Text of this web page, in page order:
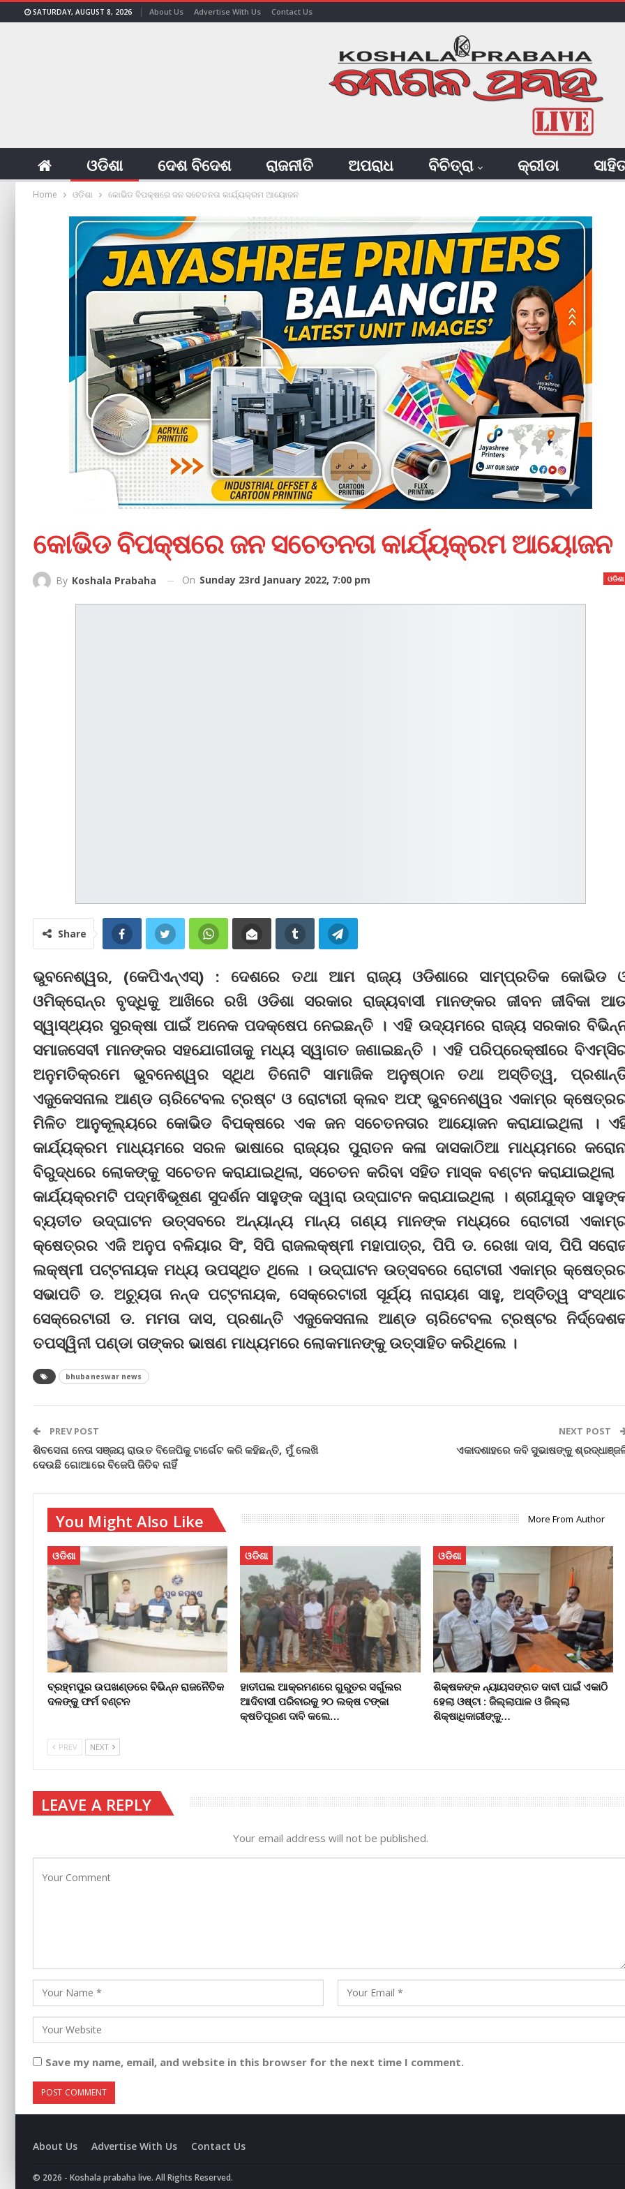
SATURDAY, AUGUST 8, 2026 About Us Advertise With Us Contact Us
ଓଡିଶା ଦେଶ ବିଦେଶ ରାଜନୀତି ଅପରାଧ ବିଚିତ୍ରା କ୍ରୀଡା
Home ଓଡିଶା କୋଭିଡ ବିପକ୍ଷରେ ଜନ ସଚେତନତା କାର୍ଯ୍ୟକ୍ରମ ଆୟୋଜନ
କୋଭିଡ ବିପକ୍ଷରେ ଜନ ସଚେତନତା କାର୍ଯ୍ୟକ୍ରମ ଆୟୋଜନ
ଓଡିଶା
By Koshala Prabaha On Sunday 23rd January 2022, 7:00 pm
Share
ଭୁବନେଶ୍ୱର, (କେପିଏନ୍‌ଏସ୍‌) : ଦେଶରେ ତଥା ଆମ ରାଜ୍ୟ ଓଡିଶାରେ ସାମ୍ପ୍ରତିକ କୋଭିଡ
ଓମିକ୍ରୋନ୍‌ର ବୃଦ୍ଧିକୁ ଆଖିରେ ରଖି ଓଡିଶା ସରକାର ରାଜ୍ୟବାସୀ ମାନଙ୍କର ଜୀବନ ଜୀବିକା
ସ୍ୱାସ୍ଥ୍ୟର ସୁରକ୍ଷା ପାଇଁ ଅନେକ ପଦକ୍ଷେପ ନେଇଛନ୍ତି । ଏହି ଉଦ୍ୟମରେ ରାଜ୍ୟ ସରକାର
ସମାଜସେବୀ ମାନଙ୍କର ସହଯୋଗୀତାକୁ ମଧ୍ୟ ସ୍ୱାଗତ ଜଣାଇଛନ୍ତି । ଏହି ପରିପ୍ରେକ୍ଷୀରେ
ଅନୁମତିକ୍ରମେ ଭୁବନେଶ୍ୱର ସ୍ଥିଥ ତିନୋଟି ସାମାଜିକ ଅନୁଷ୍ଠାନ ତଥା ଅସ୍ତିତ୍ୱ,
ଏଜୁକେସନାଲ ଆଣ୍ଡ ଚାରିଟେବଲ ଟ୍ରଷ୍ଟ ଓ ରୋଟାରୀ କ୍ଲବ ଅଫ୍‌ ଭୁବନେଶ୍ୱର ଏକାମ୍ର
ମିଳିତ ଆନୁକୂଲ୍ୟରେ କୋଭିଡ ବିପକ୍ଷରେ ଏକ ଜନ ସଚେତନତାର ଆୟୋଜନ କରାଯାଇଥିଲା ।
କାର୍ଯ୍ୟକ୍ରମ ମାଧ୍ୟମରେ ସରଳ ଭାଷାରେ ରାଜ୍ୟର ପୁରାତନ କଳା ଦାସକାଠିଆ ମାଧ୍ୟମରେ
ବିରୁଦ୍ଧରେ ଲୋକଙ୍କୁ ସଚେତନ କରାଯାଇଥିଲା, ସଚେତନ କରିବା ସହିତ ମାସ୍କ ବଣ୍ଟନ କରାଯାଇଥିଲା
କାର୍ଯ୍ୟକ୍ରମଟି ପଦ୍ମଵିଭୂଷଣ ସୁଦର୍ଶନ ସାହୁଙ୍କ ଦ୍ୱାରା ଉଦ୍‌ଘାଟନ କରାଯାଇଥିଲା । ଶ୍ରୀଯୁକ୍ତ
ବ୍ୟତୀତ ଉଦ୍‌ଘାଟନ ଉତ୍ସବରେ ଅନ୍ୟାନ୍ୟ ମାନ୍ୟ ଗଣ୍ୟ ମାନଙ୍କ ମଧ୍ୟରେ ରୋଟାରୀ
କ୍ଷେତ୍ରର ଏଜି ଅନୁପ ବଳିୟାର ସିଂ, ସିପି ରାଜଲକ୍ଷ୍ମୀ ମହାପାତ୍ର, ପିପି ଡ. ରେଖା ଦାସ, ପିପି
ଲକ୍ଷ୍ମୀ ପଟ୍ଟନାୟକ ମଧ୍ୟ ଉପସ୍ଥିତ ଥିଲେ । ଉଦ୍‌ଘାଟନ ଉତ୍ସବରେ ରୋଟାରୀ ଏକାମ୍ର
ସଭାପତି ଡ. ଅଚ୍ୟୁତା ନନ୍ଦ ପଟ୍ଟନାୟକ, ସେକ୍ରେଟାରୀ ସୂର୍ଯ୍ୟ ନାରାୟଣ ସାହୁ, ଅସ୍ତିତ୍ୱ
ସେକ୍ରେଟାରୀ ଡ. ମମତା ଦାସ, ପ୍ରଶାନ୍ତି ଏଜୁକେସନାଲ ଆଣ୍ଡ ଚାରିଟେବଲ ଟ୍ରଷ୍ଟର
ତପସ୍ୱିନୀ ପଣ୍ଡା ତାଙ୍କର ଭାଷଣ ମାଧ୍ୟମରେ ଲୋକମାନଙ୍କୁ ଉତ୍ସାହିତ କରିଥିଲେ ।
bhubaneswar news
PREV POST
ଶିବସେନା ନେତା ସଞ୍ଜୟ ରାଉତ ବିଜେପିକୁ ଟାର୍ଗେଟ କରି କହିଛନ୍ତି, ମୁଁ ଲେଖି
ଦେଉଛି ଗୋଆରେ ବିଜେପି ଜିତିବ ନାହିଁ
NEXT POST
ଏକାଦଶାହରେ କବି ସୁଭାଷଙ୍କୁ
You Might Also Like More From Author
ଓଡିଶା
ବ୍ରହ୍ମପୁର ଉପଖଣ୍ଡରେ ବିଭିନ୍ନ ରାଜନୈତିକ
ଦଳଙ୍କୁ ଫର୍ମ ବଣ୍ଟନ
ଓଡିଶା
ହାତୀପଲ ଆକ୍ରମଣରେ ଗୁରୁତର ସର୍ଗୁଲର
ଆଦିବାସୀ ପରିବାରକୁ ୨୦ ଲକ୍ଷ ଟଙ୍କା
କ୍ଷତିପୂରଣ ଦାବି କଲେ…
ଓଡିଶା
ଶିକ୍ଷକଙ୍କ ନ୍ୟାୟସଙ୍ଗତ ଦାବୀ ପାଇଁ ଏକାଠି
ହେଲା ଓଷ୍ଟା : ଜିଲ୍ଲାପାଳ ଓ ଜିଲ୍ଲା
ଶିକ୍ଷାଧିକାରୀଙ୍କୁ…
PREV NEXT
LEAVE A REPLY
Your email address will not be published.
Save my name, email, and website in this browser for the next time I comment.
About Us Advertise With Us Contact Us
© 2026 - Koshala prabaha live. All Rights Reserved.